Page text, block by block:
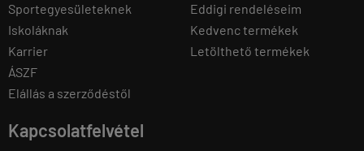
Sportegyesületeknek
Iskoláknak
Karrier
ÁSZF
Elállás a szerződéstől
Eddigi rendeléseim
Kedvenc termékek
Letölthető termékek
Kapcsolatfelvétel